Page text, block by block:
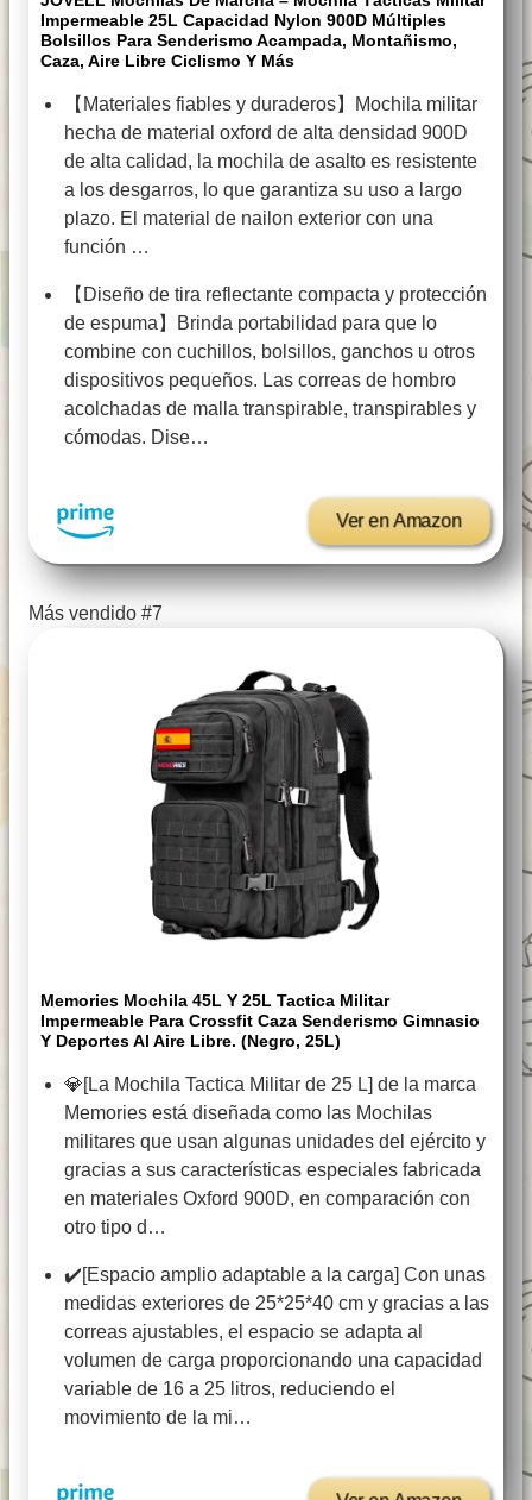
Impermeable 25L Capacidad Nylon 900D Múltiples
Bolsillos Para Senderismo Acampada, Montañismo,
Caza, Aire Libre Ciclismo Y Más
【Materiales fiables y duraderos】Mochila militar
hecha de material oxford de alta densidad 900D
de alta calidad, la mochila de asalto es resistente
a los desgarros, lo que garantiza su uso a largo
plazo. El material de nailon exterior con una
función …
【Diseño de tira reflectante compacta y protección
de espuma】Brinda portabilidad para que lo
combine con cuchillos, bolsillos, ganchos u otros
dispositivos pequeños. Las correas de hombro
acolchadas de malla transpirable, transpirables y
cómodas. Dise…
Ver en Amazon
Más vendido #7
Memories Mochila 45L Y 25L Tactica Militar
Impermeable Para Crossfit Caza Senderismo Gimnasio
Y Deportes Al Aire Libre. (Negro, 25L)
💎[La Mochila Tactica Militar de 25 L] de la marca
Memories está diseñada como las Mochilas
militares que usan algunas unidades del ejército y
gracias a sus características especiales fabricada
en materiales Oxford 900D, en comparación con
otro tipo d…
✔️[Espacio amplio adaptable a la carga] Con unas
medidas exteriores de 25*25*40 cm y gracias a las
correas ajustables, el espacio se adapta al
volumen de carga proporcionando una capacidad
variable de 16 a 25 litros, reduciendo el
movimiento de la mi…